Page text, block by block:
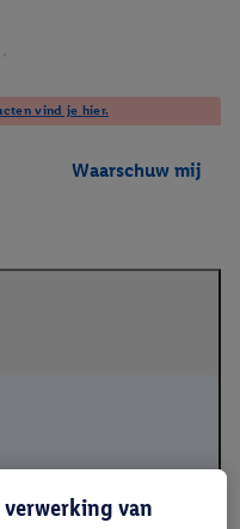
vind je hier.
Waarschuw mij
van